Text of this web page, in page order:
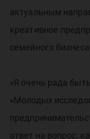
актуальным
креативное
семейного
«Я очень рада
«Молодых
ответ на вопрос: